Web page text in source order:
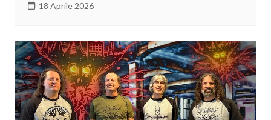
18 Aprile 2026